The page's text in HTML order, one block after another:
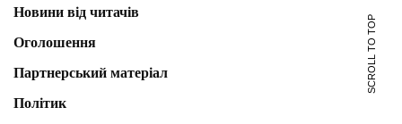
Новини від читачів
Оголошення
Партнерський матеріал
Політик
SCROLL TO TOP